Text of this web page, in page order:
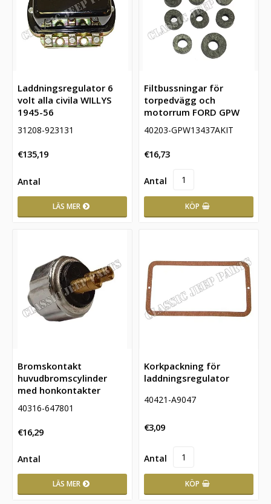
Laddningsregulator 6
volt alla civila WILLYS
1945-56
31208-923131
€135,19
LÄS MER
Filtbussningar för
torpedvägg och
motorrum FORD GPW
40203-GPW13437AKIT
€16,73
KÖP
Bromskontakt
huvudbromscylinder
med honkontakter
40316-647801
€16,29
LÄS MER
Korkpackning för
laddningsregulator
40421-A9047
€3,09
KÖP